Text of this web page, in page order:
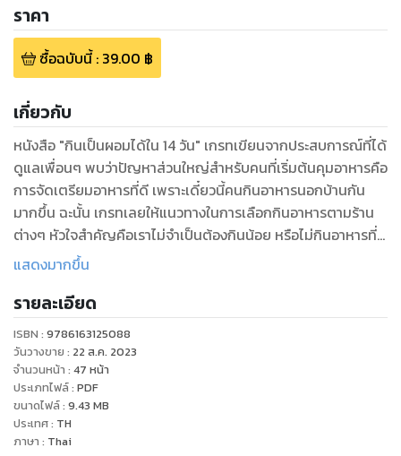
ราคา
ซื้อฉบับนี้: 39.00 ฿
เกี่ยวกับ
หนังสือ "กินเป็นผอมได้ใน 14 วัน" เกรทเขียนจากประสบการณ์ที่ได้
ดูแลเพื่อนๆ พบว่าปัญหาส่วนใหญ่สำหรับคนที่เริ่มต้นคุมอาหารคือ
การจัดเตรียมอาหารที่ดี เพราะเดี๋ยวนี้คนกินอาหารนอกบ้านกัน
มากขึ้น ฉะนั้น เกรทเลยให้แนวทางในการเลือกกินอาหารตามร้าน
ต่างๆ หัวใจสำคัญคือเราไม่จำเป็นต้องกินน้อย หรือไม่กินอาหารที่
เราอยากกินเลย แต่เราต้องกินให้ดี บาลานซ์ให้เป็น แค่นี้เราก็จะมี
พยายามเพื่อสุขภาพที่ดีค่ะ
แสดงมากขึ้น
รายละเอียด
ISBN : 9786163125088
วันวางขาย : 22 ส.ค. 2023
จำนวนหน้า : 47 หน้า
ประเภทไฟล์: PDF
ขนาดไฟล์: 9.43 MB
ประเทศ: TH
ภาษา : Thai